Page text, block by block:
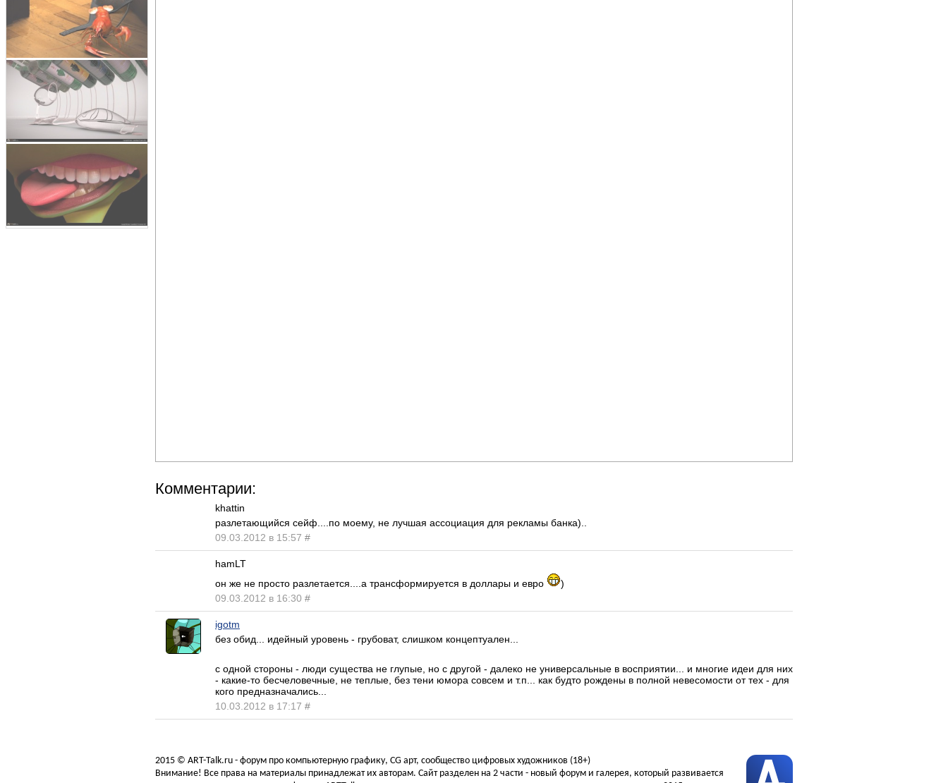
Комментарии:
khattin
разлетающийся сейф....по моему, не лучшая ассоциация для рекламы банка)..
09.03.2012 в 15:57 #
hamLT
он же не просто разлетается....а трансформируется в доллары и евро
)
09.03.2012 в 16:30 #
igotm
без обид... идейный уровень - грубоват, слишком концептуален...
с одной стороны - люди существа не глупые, но с другой - далеко не универсальные в восприятии... и многие идеи для них
- какие-то бесчеловечные, не теплые, без тени юмора совсем и т.п... как будто рождены в полной невесомости от тех - для
кого предназначались...
10.03.2012 в 17:17 #
2015 © ART-Talk.ru - форум про компьютерную графику, CG арт, сообщество цифровых художников (18+)
Внимание! Все права на материалы принадлежат их авторам. Сайт разделен на 2 части - новый форум и галерея, который развивается